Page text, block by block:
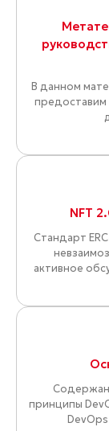
В данном
предоставим
NFT
Стандарт
активное
принципы